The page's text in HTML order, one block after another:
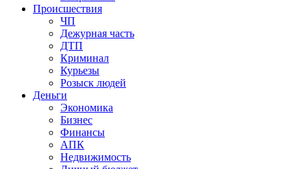
Происшествия
ЧП
Дежурная часть
ДТП
Криминал
Курьезы
Розыск людей
Деньги
Экономика
Бизнес
Финансы
АПК
Недвижимость